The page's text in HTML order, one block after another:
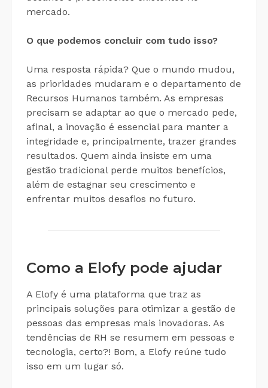
mercado.
O que podemos concluir com tudo isso?
Uma resposta rápida? Que o mundo mudou,
as prioridades mudaram e o departamento de
Recursos Humanos também. As empresas
precisam se adaptar ao que o mercado pede,
afinal, a inovação é essencial para manter a
integridade e, principalmente, trazer grandes
resultados. Quem ainda insiste em uma
gestão tradicional perde muitos benefícios,
além de estagnar seu crescimento e
enfrentar muitos desafios no futuro.
Como a Elofy pode ajudar
A Elofy é uma plataforma que traz as
principais soluções para otimizar a gestão de
pessoas das empresas mais inovadoras. As
tendências de RH se resumem em pessoas e
tecnologia, certo?! Bom, a Elofy reúne tudo
isso em um lugar só.